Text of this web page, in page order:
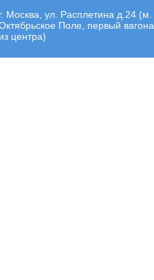
г. Москва, ул. Расплетина д.24 (м.
Поле, первый вагона
из центра)